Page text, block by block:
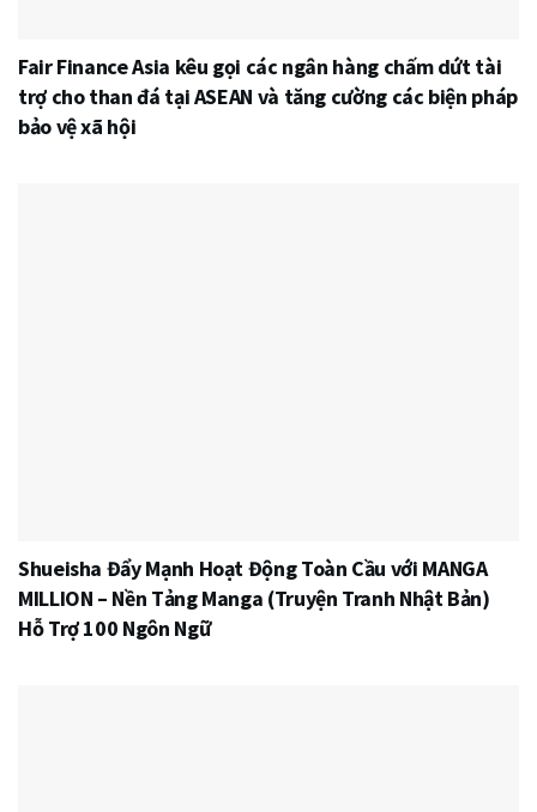
Fair Finance Asia kêu gọi các ngân hàng chấm dứt tài
trợ cho than đá tại ASEAN và tăng cường các biện pháp
bảo vệ xã hội
Shueisha Đẩy Mạnh Hoạt Động Toàn Cầu với MANGA
MILLION – Nền Tảng Manga (Truyện Tranh Nhật Bản)
Hỗ Trợ 100 Ngôn Ngữ